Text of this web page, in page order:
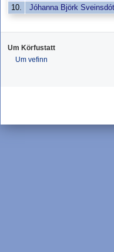
10.
Jóhanna Björk
Um Körfustatt
Um vefinn